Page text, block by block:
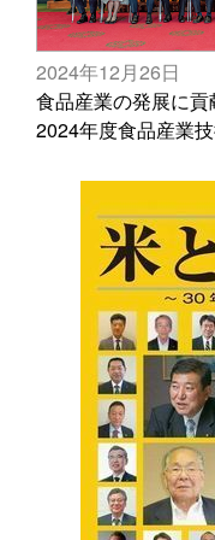
2024年12月26日
食品産業の発展に貢
2024年度食品産業